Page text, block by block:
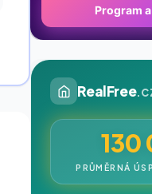
Program
RealFree
130
PRŮMĚRNÁ